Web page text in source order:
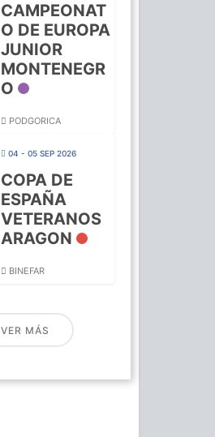
CAMPEONAT
O DE EUROPA
JUNIOR
MONTENEGR
O
PODGORICA
04 - 05 SEP 2026
COPA DE
ESPAÑA
VETERANOS
ARAGON
BINEFAR
VER MÁS